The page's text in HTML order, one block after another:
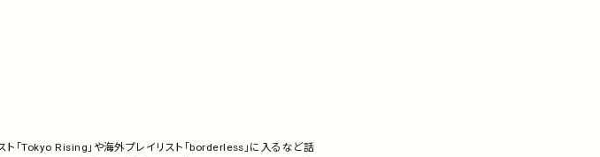
「Tokyo Rising」や海外プレイリスト「borderless」に入るなど話